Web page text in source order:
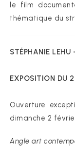
le film
thématique du
STÉPHANIE LEHU
EXPOSITION DU
Ouverture
dimanche 2
Angle art